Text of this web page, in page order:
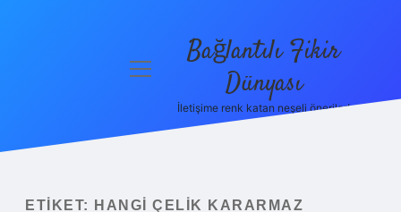
menüyü
Bağlantılı Fikir
Dünyası
İletişime renk katan neşeli öneriler!
ETIKET: HANGI ÇELIK KARARMAZ